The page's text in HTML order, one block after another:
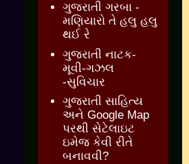
ગુજરાતી ગરબા -
મણિયારો તે હલુ હલુ
થઈ રે
ગુજરાતી નાટક-
મૂવી-ગઝલ
-સુવિચાર
ગુજરાતી સાહિત્ય
અને Google Map
પરથી સેટેલાઇટ
ઇમેજ કેવી રીતે
બનાવવી?